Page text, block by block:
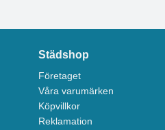
Städshop
Företaget
Våra varumärken
Köpvillkor
Reklamation